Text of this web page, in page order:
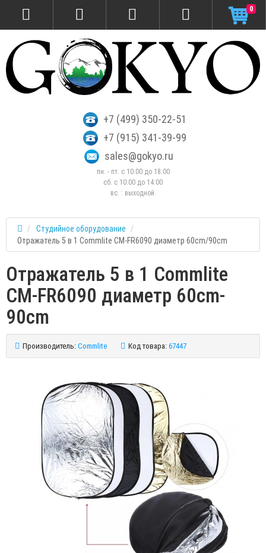
+7 (499) 350-22-51
+7 (915) 341-39-99
sales@gokyo.ru
пн. - пт. с 10:00 до 18:00
сб. c 10:00 до 14:00
вс. : выходной.
0
Студийное оборудование
Отражатель 5 в 1 Commlite CM-FR6090 диаметр 60cm/90cm
Отражатель 5 в 1 Commlite
CM-FR6090 диаметр 60cm-
90cm
Производитель: Commlite Код товара: 67447